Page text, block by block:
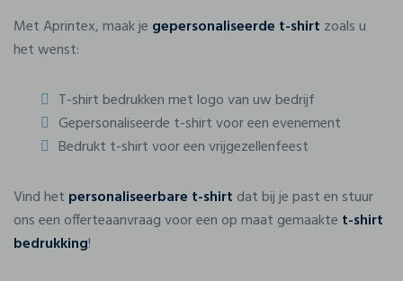
Met Aprintex, maak je gepersonaliseerde t-shirt zoals u
het wenst:
T-shirt bedrukken met logo van uw bedrijf
Gepersonaliseerde t-shirt voor een evenement
Bedrukt t-shirt voor een vrijgezellenfeest
Vind het personaliseerbare t-shirt dat bij je past en stuur
ons een offerteaanvraag voor een op maat gemaakte t-shirt
bedrukking!